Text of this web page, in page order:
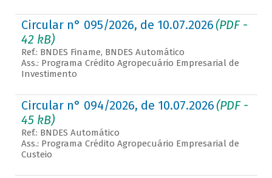
Circular n° 095/2026, de 10.07.2026(PDF -
42 kB)
Ref.: BNDES Finame, BNDES Automático
Ass.: Programa Crédito Agropecuário Empresarial de
Investimento
Circular n° 094/2026, de 10.07.2026(PDF -
45 kB)
Ref.: BNDES Automático
Ass.: Programa Crédito Agropecuário Empresarial de
Custeio